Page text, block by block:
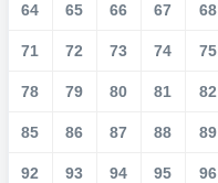
64 65 66 67 68
71 72 73 74 75
78 79 80 81 82
85 86 87 88 89
92 93 94 95 96